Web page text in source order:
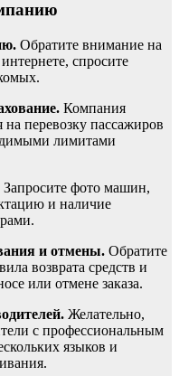
Обратите внимание на
спросите
Компания
перевозку пассажиров
лимитами
Запросите фото машин,
и наличие
и отмены. Обратите
возврата средств и
или отмене заказа.
Желательно,
с профессиональным
языков и